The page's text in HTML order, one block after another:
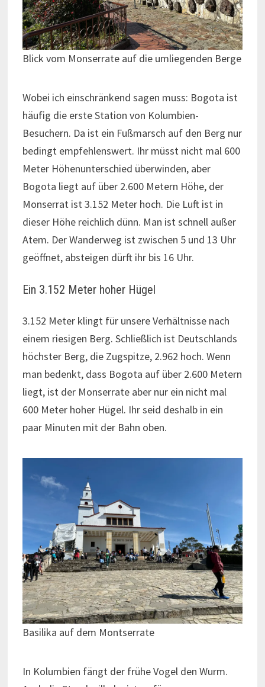
Blick vom Monserrate auf die umliegenden Berge
Wobei ich einschränkend sagen muss: Bogota ist
häufig die erste Station von Kolumbien-
Besuchern. Da ist ein Fußmarsch auf den Berg nur
bedingt empfehlenswert. Ihr müsst nicht mal 600
Meter Höhenunterschied überwinden, aber
Bogota liegt auf über 2.600 Metern Höhe, der
Monserrat ist 3.152 Meter hoch. Die Luft ist in
dieser Höhe reichlich dünn. Man ist schnell außer
Atem. Der Wanderweg ist zwischen 5 und 13 Uhr
geöffnet, absteigen dürft ihr bis 16 Uhr.
Ein 3.152 Meter hoher Hügel
3.152 Meter klingt für unsere Verhältnisse nach
einem riesigen Berg. Schließlich ist Deutschlands
höchster Berg, die Zugspitze, 2.962 hoch. Wenn
man bedenkt, dass Bogota auf über 2.600 Metern
liegt, ist der Monserrate aber nur ein nicht mal
600 Meter hoher Hügel. Ihr seid deshalb in ein
paar Minuten mit der Bahn oben.
Basilika auf dem Montserrate
In Kolumbien fängt der frühe Vogel den Wurm.